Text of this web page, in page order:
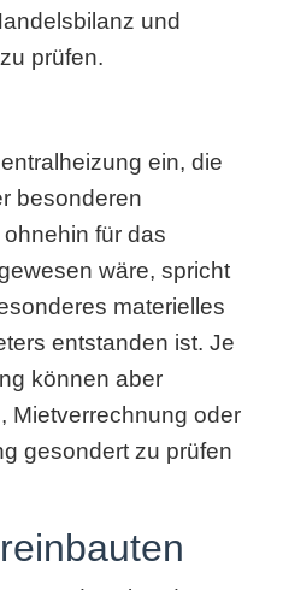
und
prüfen.
ein, die
besonderen
für das
wäre, spricht
materielles
entstanden ist. Je
können aber
Mietverrechnung oder
gesondert zu prüfen